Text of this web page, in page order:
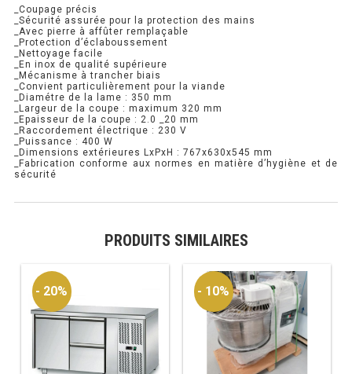
RÉFRIGÉRATEUR POISSON
CONGÉLATEUR
CONGÉLATEUR VITRÉ
CONGÉLATEURS HORIZONTAUX
CELLULE DE REFROIDISSEMENT
VITRINE À BOISSONS
ARRIÈRE-BAR
CAVE À VIN
MACHINES À GLAÇONS
_Coupage précis
_Sécurité assurée pour la protection des mains
_Avec pierre à affûter remplaçable
_Protection d’éclaboussement
_Nettoyage facile
_En inox de qualité supérieure
_Mécanisme à trancher biais
_Convient particulièrement pour la viande
_Diamétre de la lame : 350 mm
_Largeur de la coupe : maximum 320 mm
_Epaisseur de la coupe : 2.0 _20 mm
_Raccordement électrique : 230 V
_Puissance : 400 W
_Dimensions extérieures LxPxH : 767x630x545 mm
_Fabrication conforme aux normes en matière d’hygiène et de
sécurité
PRODUITS SIMILAIRES
- 20% - 10%